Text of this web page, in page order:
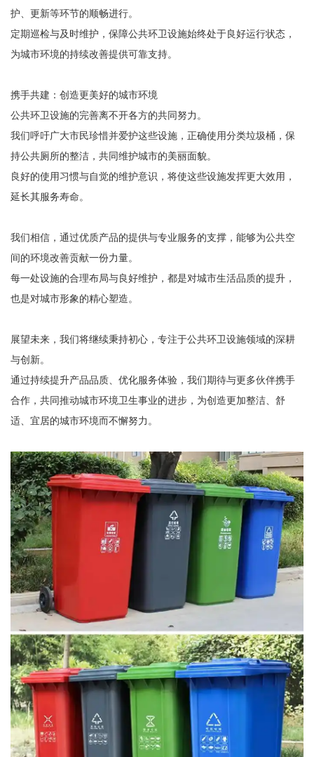
护、更新等环节的顺畅进行。
定期巡检与及时维护，保障公共环卫设施始终处于良好运行状态，
为城市环境的持续改善提供可靠支持。
携手共建：创造更美好的城市环境
公共环卫设施的完善离不开各方的共同努力。
我们呼吁广大市民珍惜并爱护这些设施，正确使用分类垃圾桶，保
持公共厕所的整洁，共同维护城市的美丽面貌。
良好的使用习惯与自觉的维护意识，将使这些设施发挥更大效用，
延长其服务寿命。
我们相信，通过优质产品的提供与专业服务的支撑，能够为公共空
间的环境改善贡献一份力量。
每一处设施的合理布局与良好维护，都是对城市生活品质的提升，
也是对城市形象的精心塑造。
展望未来，我们将继续秉持初心，专注于公共环卫设施领域的深耕
与创新。
通过持续提升产品品质、优化服务体验，我们期待与更多伙伴携手
合作，共同推动城市环境卫生事业的进步，为创造更加整洁、舒
适、宜居的城市环境而不懈努力。